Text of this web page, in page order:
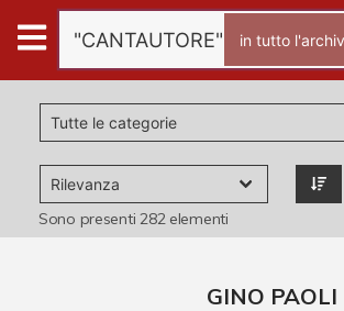
Archivio
Ferrari
Archivio Digitale
Chi è Paolo Ferrari
in tutto
Sono presenti282 elementi
GINO PAOLI